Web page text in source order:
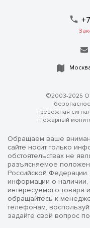
©2003-2025
тревожная
Пожарный
Обращаем ваше
сайте носит только
обстоятельствах не
разъясняемое
Российской
информации о наличии,
интересуемого товара
обращайтесь к
телефонам,
задайте свой вопрос